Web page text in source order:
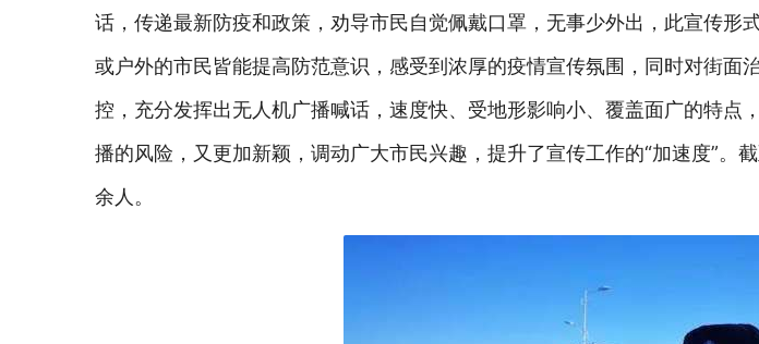
话，传递最新防疫和政策，劝导市民自觉佩戴口罩，无事少外出，此宣传形
或户外的市民皆能提高防范意识，感受到浓厚的疫情宣传氛围，同时对街面
控，充分发挥出无人机广播喊话，速度快、受地形影响小、覆盖面广的特点
播的风险，又更加新颖，调动广大市民兴趣，提升了宣传工作的“加速度”。
余人。